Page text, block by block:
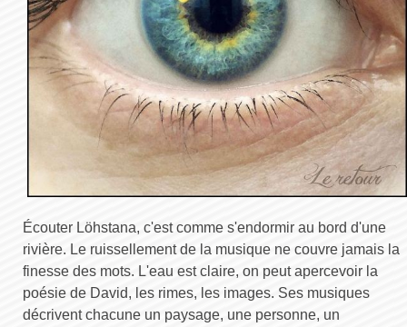
Écouter Löhstana, c'est comme s'endormir au bord d'une
rivière. Le ruissellement de la musique ne couvre jamais la
finesse des mots. L'eau est claire, on peut apercevoir la
poésie de David, les rimes, les images. Ses musiques
décrivent chacune un paysage, une personne, un